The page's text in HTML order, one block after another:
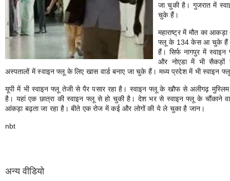
जा चुकी है। गुजरात में
चुके हैं।
महाराष्ट्र में मौत का
फ्लू के 134 केस आ चुके हैं।
हैं। सिर्फ नागपुर में
और नोएडा में भी
अस्पतालों में स्वाइन फ्लू के लिए खास वार्ड बनाए जा चुके हैं। मध्य प्रदेश में भी स्वाइन
यूपी में भी स्वाइन फ्लू तेजी से पैर पसार रहा है। स्वाइन फ्लू के खौफ से अलीगढ़ मुस्लिम
है। यहां एक छात्रा की स्वाइन फ्लू से हो चुकी है। देश भर से स्वाइन फ्लू के चौंकाने
आंकड़ा बढ़ता जा रहा है। बीते एक रोज में कई और लोगों की ये ले चुका है जान।
nbt
अन्य वीडियो